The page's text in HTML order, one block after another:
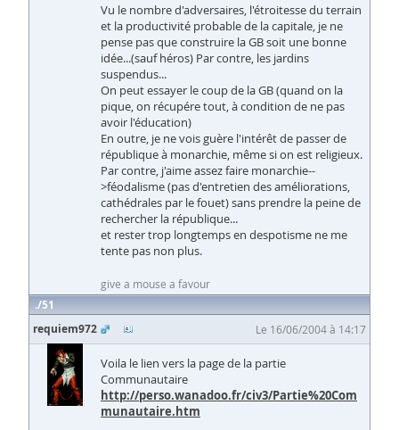
Vu le nombre d'adversaires, l'étroitesse du terrain
et la productivité probable de la capitale, je ne
pense pas que construire la GB soit une bonne
idée...(sauf héros) Par contre, les jardins
suspendus...
On peut essayer le coup de la GB (quand on la
pique, on récupére tout, à condition de ne pas
avoir l'éducation)
En outre, je ne vois guère l'intérêt de passer de
république à monarchie, même si on est religieux.
Par contre, j'aime assez faire monarchie--
>féodalisme (pas d'entretien des améliorations,
cathédrales par le fouet) sans prendre la peine de
rechercher la république...
et rester trop longtemps en despotisme ne me
tente pas non plus.
give a mouse a favour
51
requiem972
Le 16/06/2004 à 14:17
Voila le lien vers la page de la partie
Communautaire
http://perso.wanadoo.fr/civ3/Partie%20Com
munautaire.htm